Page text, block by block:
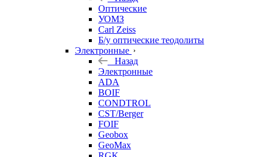
Оптические
УОМЗ
Carl Zeiss
Б/у оптические теодолиты
Электронные
Назад
Электронные
ADA
BOIF
CONDTROL
CST/Berger
FOIF
Geobox
GeoMax